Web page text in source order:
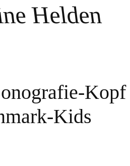
Helden
Kopf
Kids